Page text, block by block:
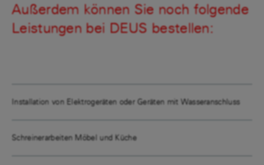
Außerdem können Sie noch folgende
Leistungen bei DEUS bestellen:
Installation von Elektrogeräten oder Geräten mit Wasseranschluss
Schreinerarbeiten Möbel und Küche